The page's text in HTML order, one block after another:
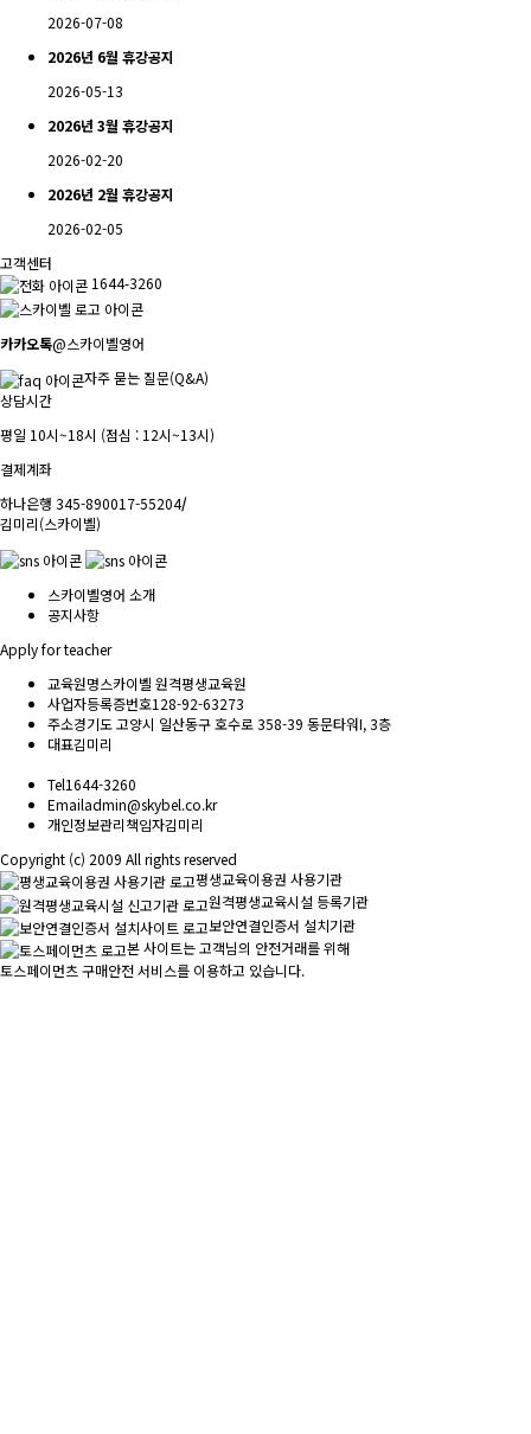
2026-07-08
2026년 6월 휴강공지
2026-05-13
2026년 3월 휴강공지
2026-02-20
2026년 2월 휴강공지
2026-02-05
고객센터
1644-3260
카카오톡@스카이벨영어
자주 묻는 질문(Q&A)
상담시간
평일 10시~18시 (점심 : 12시~13시)
결제계좌
하나은행 345-890017-55204/
김미리(스카이벨)
스카이벨영어 소개
공지사항
Apply for teacher
교육원명스카이벨 원격평생교육원
사업자등록증번호128-92-63273
주소경기도 고양시 일산동구 호수로 358-39 동문타워I, 3층
대표김미리
Tel1644-3260
Emailadmin@skybel.co.kr
개인정보관리책임자김미리
Copyright (c) 2009 All rights reserved
평생교육이용권 사용기관
원격평생교육시설 등록기관
보안연결인증서 설치기관
본 사이트는 고객님의 안전거래를 위해
토스페이먼츠 구매안전 서비스를 이용하고 있습니다.